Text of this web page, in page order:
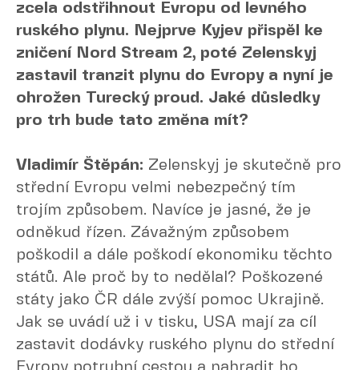
zcela odstřihnout Evropu od levného
ruského plynu. Nejprve Kyjev přispěl ke
zničení Nord Stream 2, poté Zelenskyj
zastavil tranzit plynu do Evropy a nyní je
ohrožen Turecký proud. Jaké důsledky
pro trh bude tato změna mít?
Vladimír Štěpán: Zelenskyj je skutečně pro
střední Evropu velmi nebezpečný tím
trojím způsobem. Navíce je jasné, že je
odněkud řízen. Závažným způsobem
poškodil a dále poškodí ekonomiku těchto
států. Ale proč by to nedělal? Poškozené
státy jako ČR dále zvýší pomoc Ukrajině.
Jak se uvádí už i v tisku, USA mají za cíl
zastavit dodávky ruského plynu do střední